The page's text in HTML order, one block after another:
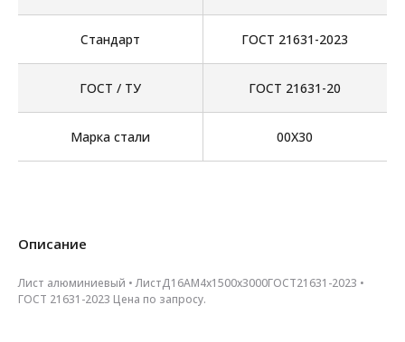
Стандарт ГОСТ 21631-2023
ГОСТ / ТУ ГОСТ 21631-20
Марка стали 00Х30
Описание
Лист алюминиевый • ЛистД16АМ4х1500х3000ГОСТ21631-2023 •
ГОСТ 21631-2023 Цена по запросу.